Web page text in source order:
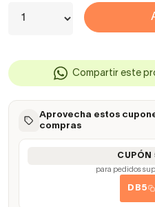
Compartir este
Aprovecha estos
compras
CUPÓN
para pedidos
DB5